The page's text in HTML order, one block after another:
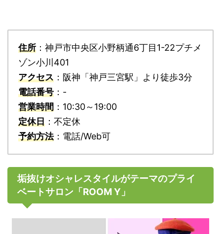
住所 ：神戸市中央区小野柄通6丁目1-22プチメ
ゾン小川401
アクセス ：阪神「神戸三宮駅」より徒歩3分
電話番号 ：-
営業時間 ：10:30～19:00
定休日 ：不定休
予約方法：電話/Web可
垢抜けオシャレスタイルがテーマのプライ
ベートサロン「ROOM Y」